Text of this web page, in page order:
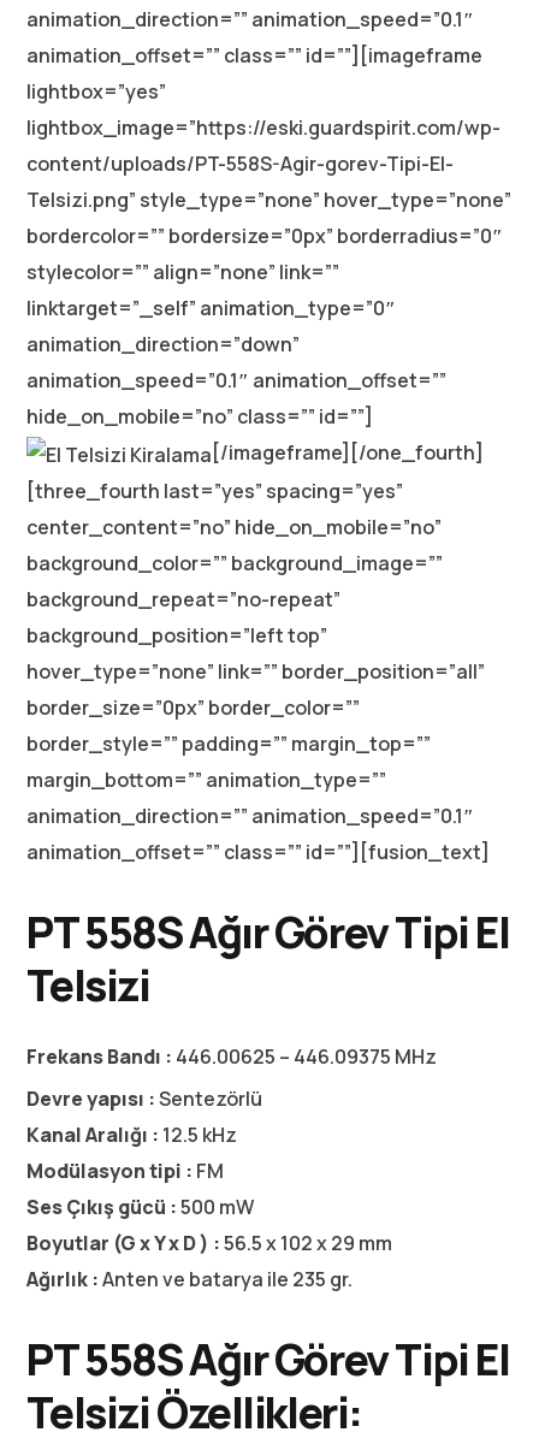
animation_direction=”” animation_speed=”0.1″
animation_offset=”” class=”” id=””][imageframe
lightbox=”yes”
lightbox_image=”https://eski.guardspirit.com/wp-
content/uploads/PT-558S-Agir-gorev-Tipi-El-
Telsizi.png” style_type=”none” hover_type=”none”
bordercolor=”” bordersize=”0px” borderradius=”0″
stylecolor=”” align=”none” link=””
linktarget=”_self” animation_type=”0″
animation_direction=”down”
animation_speed=”0.1″ animation_offset=””
hide_on_mobile=”no” class=”” id=””]
[/imageframe][/one_fourth]
[three_fourth last=”yes” spacing=”yes”
center_content=”no” hide_on_mobile=”no”
background_color=”” background_image=””
background_repeat=”no-repeat”
background_position=”left top”
hover_type=”none” link=”” border_position=”all”
border_size=”0px” border_color=””
border_style=”” padding=”” margin_top=””
margin_bottom=”” animation_type=””
animation_direction=”” animation_speed=”0.1″
animation_offset=”” class=”” id=””][fusion_text]
PT 558S Ağır Görev Tipi El
Telsizi
Frekans Bandı : 446.00625 – 446.09375 MHz
Devre yapısı :Sentezörlü
Kanal Aralığı : 12.5 kHz
Modülasyon tipi : FM
Ses Çıkış gücü :500 mW
Boyutlar (G x Y x D ) :56.5 x 102 x 29 mm
Ağırlık :Anten ve batarya ile 235 gr.
PT 558S Ağır Görev Tipi El
TelsiziÖzellikleri: